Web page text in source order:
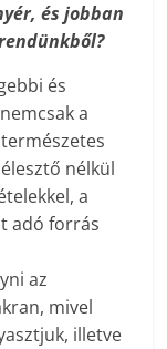
és jobban
és
a
nélkül
a
adó forrás
az
mivel
illetve